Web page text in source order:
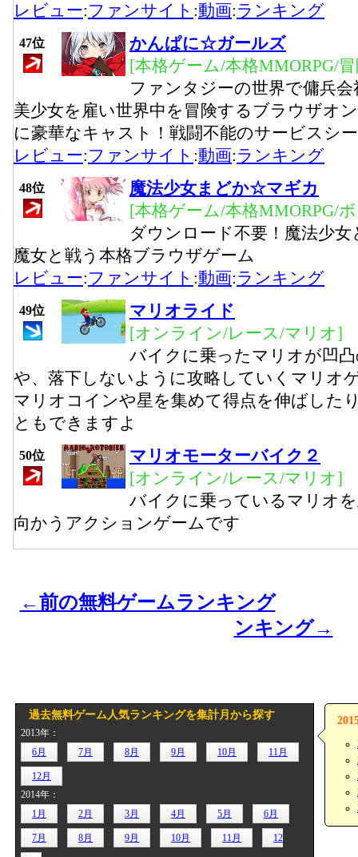
レビュー:ファンサイト :動画:ランキング
47位
かんぱに☆ガールズ
[本格ゲーム/本格MMORPG/
ファンタジーの世界で傭兵
美少女を雇い世界中を冒険するブラウザオ
に豪華なキャスト！戦闘不能のサービスシ
レビュー:ファンサイト :動画:ランキング
48位
魔法少女まどか☆マギカ
[本格ゲーム/本格MMORPG/
ダウンロード不要！魔法少
魔女と戦う本格ブラウザゲーム
レビュー:ファンサイト :動画:ランキング
49位
マリオライド
[オンライン/レース/マリオ]
バイクに乗ったマリオが凹
や、落下しないように攻略していくマリオ
マリオコインや星を集めて得点を伸ばした
ともできますよ
50位
マリオモーターバイク２
[オンライン/レース/マリオ]
バイクに乗っているマリオ
向かうアクションゲームです
←前の無料ゲームランキング
ンキング→
過去無料ゲーム人気ランキングを集計月から探す
2013年：
6月
7月 8月 9月 10月 11月
12月
2014年：
1月
2月 3月 4月 5月 6月
7月 8月 9月 10月 11月 12